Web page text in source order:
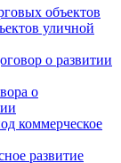
объектов
уличной
о развитии
о
коммерческое
развитие